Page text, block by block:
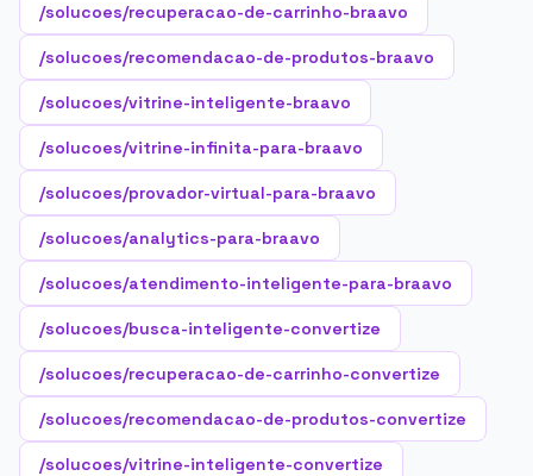
/solucoes/recuperacao-de-carrinho-braavo
/solucoes/recomendacao-de-produtos-braavo
/solucoes/vitrine-inteligente-braavo
/solucoes/vitrine-infinita-para-braavo
/solucoes/provador-virtual-para-braavo
/solucoes/analytics-para-braavo
/solucoes/atendimento-inteligente-para-braavo
/solucoes/busca-inteligente-convertize
/solucoes/recuperacao-de-carrinho-convertize
/solucoes/recomendacao-de-produtos-convertize
/solucoes/vitrine-inteligente-convertize